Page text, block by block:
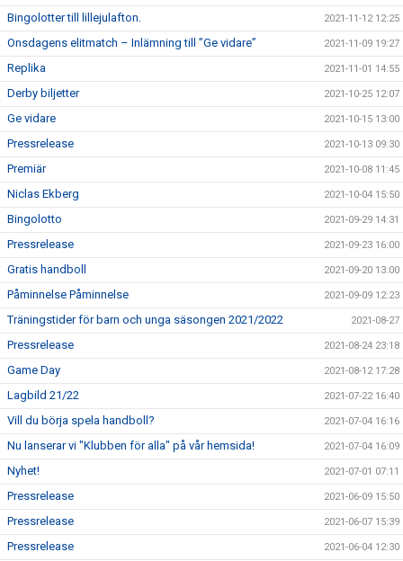
Bingolotter till lillejulafton. 2021-11-12 12:25
Onsdagens elitmatch – Inlämning till ”Ge vidare” 2021-11-09 19:27
Replika 2021-11-01 14:55
Derby biljetter 2021-10-25 12:07
Ge vidare 2021-10-15 13:00
Pressrelease 2021-10-13 09:30
Premiär 2021-10-08 11:45
Niclas Ekberg 2021-10-04 15:50
Bingolotto 2021-09-29 14:31
Pressrelease 2021-09-23 16:00
Gratis handboll 2021-09-20 13:00
Påminnelse Påminnelse 2021-09-09 12:23
Träningstider för barn och unga säsongen 2021/2022 2021-08-27
Pressrelease 2021-08-24 23:18
Game Day 2021-08-12 17:28
Lagbild 21/22 2021-07-22 16:40
Vill du börja spela handboll? 2021-07-04 16:16
Nu lanserar vi "Klubben för alla" på vår hemsida! 2021-07-04 16:09
Nyhet! 2021-07-01 07:11
Pressrelease 2021-06-09 15:50
Pressrelease 2021-06-07 15:39
Pressrelease 2021-06-04 12:30